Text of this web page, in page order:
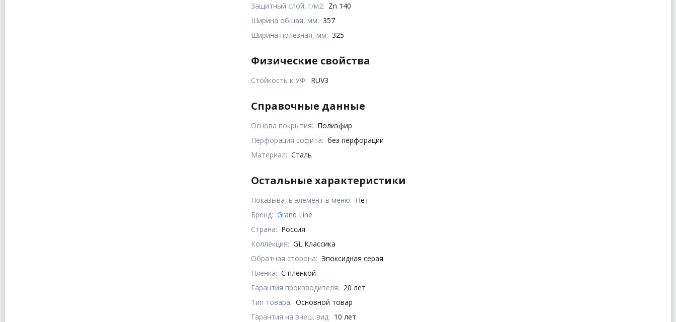
Защитный слой, г/м2: Zn 140
Ширина общая, мм: 357
Ширина полезная, мм: 325
Физические свойства
Стойкость к УФ: RUV3
Справочные данные
Основа покрытия: Полиэфир
Перфорация софита: без перфорации
Материал: Сталь
Остальные характеристики
Показывать элемент в меню: Нет
Бренд: Grand Line
Страна: Россия
Коллекция: GL Классика
Обратная сторона: Эпоксидная серая
Пленка: С пленкой
Гарантия производителя: 20 лет
Тип товара: Основной товар
Гарантия на внеш. вид: 10 лет